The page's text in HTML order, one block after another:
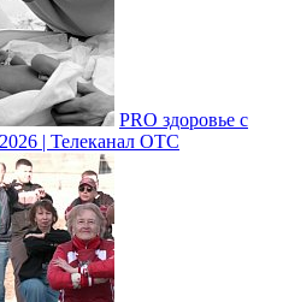
PRO здоровье с
| Телеканал ОТС